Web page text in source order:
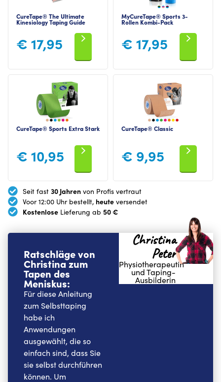
CureTape® The Ultimate
Kinesiology Taping Guide
€ 17,95
MyCureTape® Sports 3-
Rollen Kombi-Pack
€ 17,95
CureTape® Sports Extra Stark
€ 10,95
CureTape® Classic
€ 9,95
Seit fast 30 Jahren von Profis vertraut
Voor 12:00 Uhr bestellt, heute versendet
Kostenlose Lieferung ab 50 €
Ratschläge von
Christina zum
Tapen des
Meniskus:
Für diese Anleitung
zum Selbsttaping
habe ich
Anwendungen
ausgewählt, die so
einfach sind, dass Sie
sie selbst durchführen
können. Um
Christina
Peter
Physiotherapeutin
und Taping-
Ausbilderin